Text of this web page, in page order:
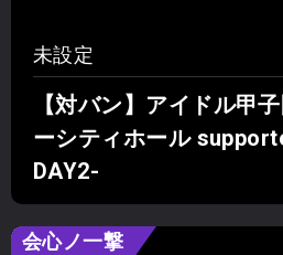
未設定
【対バン】アイドル甲
ーシティホール
DAY2-
会心ノ一撃